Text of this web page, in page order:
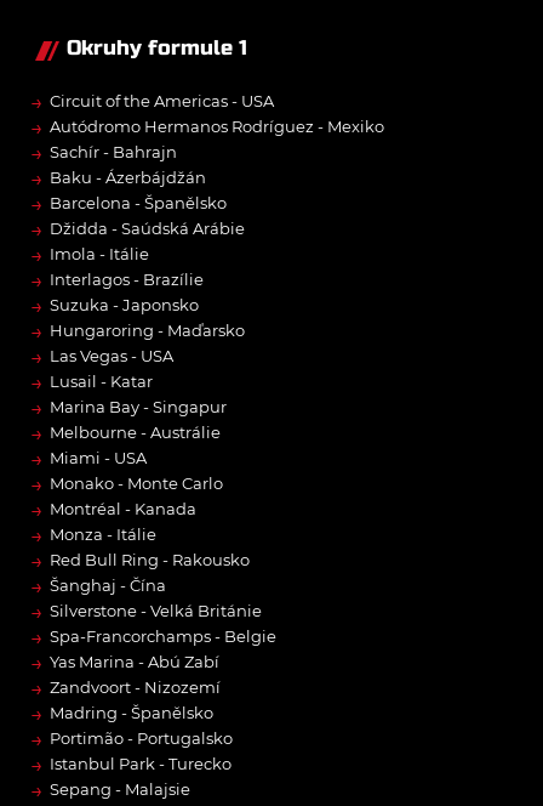
Okruhy formule 1
→ Circuit of the Americas - USA
→ Autódromo Hermanos Rodríguez - Mexiko
→ Sachír - Bahrajn
→ Baku - Ázerbájdžán
→ Barcelona - Španělsko
→ Džidda - Saúdská Arábie
→ Imola - Itálie
→ Interlagos - Brazílie
→ Suzuka - Japonsko
→ Hungaroring - Maďarsko
→ Las Vegas - USA
→ Lusail - Katar
→ Marina Bay - Singapur
→ Melbourne - Austrálie
→ Miami - USA
→ Monako - Monte Carlo
→ Montréal - Kanada
→ Monza - Itálie
→ Red Bull Ring - Rakousko
→ Šanghaj - Čína
→ Silverstone - Velká Británie
→ Spa-Francorchamps - Belgie
→ Yas Marina - Abú Zabí
→ Zandvoort - Nizozemí
→ Madring - Španělsko
→ Portimão - Portugalsko
→ Istanbul Park - Turecko
→ Sepang - Malajsie